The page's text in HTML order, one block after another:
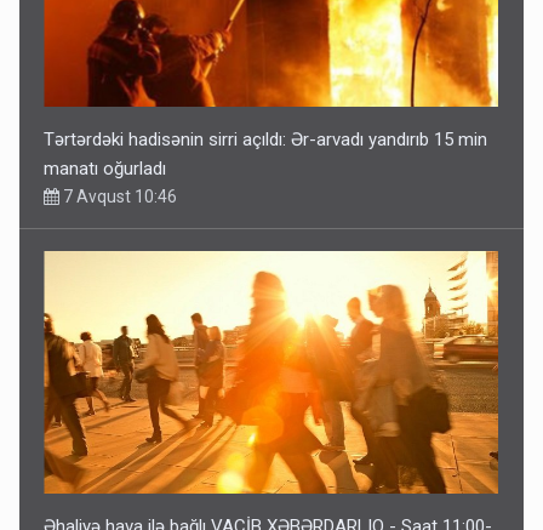
Tərtərdəki hadisənin sirri açıldı: Ər-arvadı yandırıb 15 min
manatı oğurladı
7 Avqust 10:46